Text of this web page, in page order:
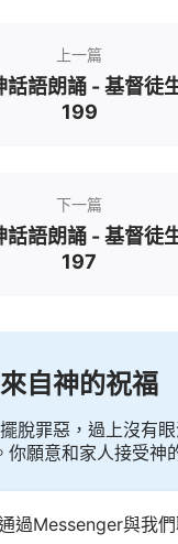
上一篇
話語朗誦 - 基督徒
199
下一篇
話語朗誦 - 基督徒
197
來自神的祝福
脫罪惡，過上沒有
你願意和家人接受神
過Messenger與我